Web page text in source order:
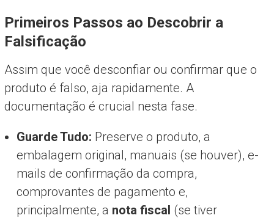
Primeiros Passos ao Descobrir a
Falsificação
Assim que você desconfiar ou confirmar que o
produto é falso, aja rapidamente. A
documentação é crucial nesta fase.
Guarde Tudo: Preserve o produto, a
embalagem original, manuais (se houver), e-
mails de confirmação da compra,
comprovantes de pagamento e,
principalmente, a nota fiscal (se tiver